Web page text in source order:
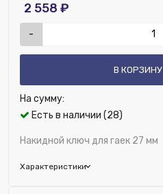
Есть в наличии (28)
Накидной ключ для гаек 27 мм
Характеристики
2 558 ₽
-
В КОРЗИНУ
На сумму: